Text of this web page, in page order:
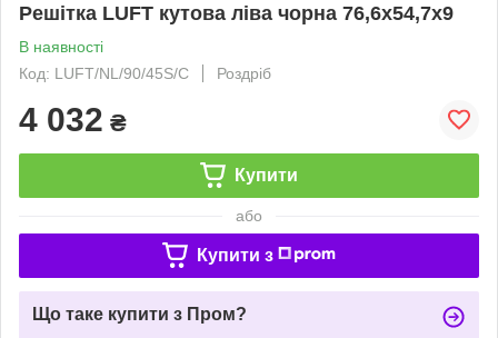
Решітка LUFT кутова ліва чорна 76,6x54,7x9
В наявності
Код: LUFT/NL/90/45S/C
Роздріб
4 032 ₴
Купити
або
Купити з
Що таке купити з Пром?